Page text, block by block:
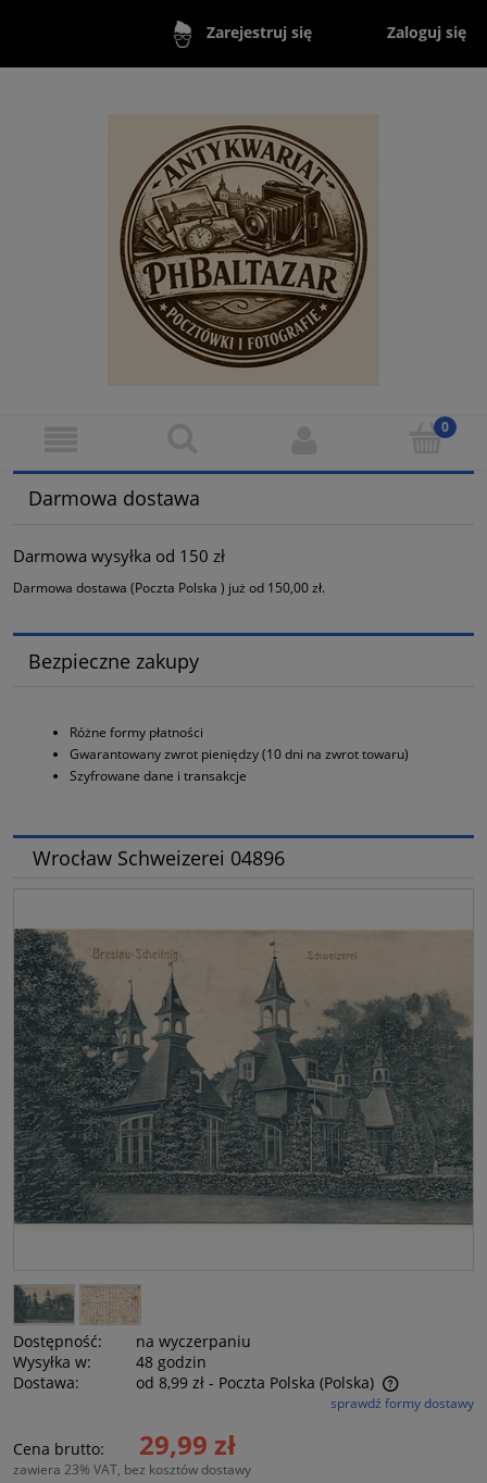
Zarejestruj się Zaloguj się
Darmowa dostawa
Darmowa wysyłka od 150 zł
Darmowa dostawa (Poczta Polska ) już od 150,00 zł.
Bezpieczne zakupy
Różne formy płatności
Gwarantowany zwrot pieniędzy (10 dni na zwrot towaru)
Szyfrowane dane i transakcje
Wrocław Schweizerei 04896
Dostępność:
na wyczerpaniu
Wysyłka w:
48 godzin
Dostawa:
od 8,99 zł - Poczta Polska(Polska)
Cena nie zawiera ewentualnych kosztów płatnościsprawdź formy dostawy
Cena brutto: 29,99 zł
zawiera 23% VAT, bez kosztów dostawy